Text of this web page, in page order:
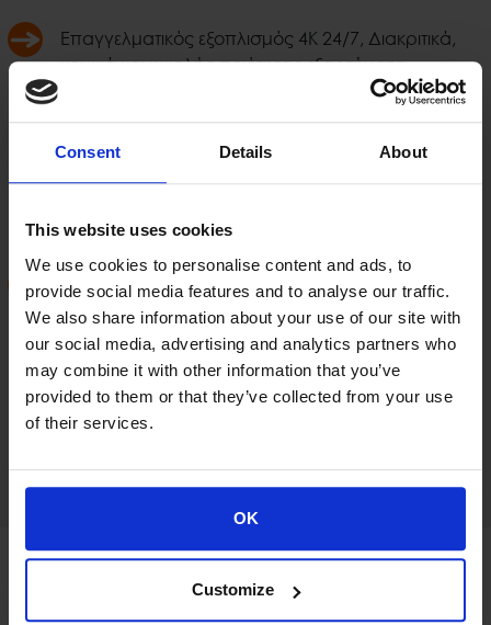
Consent Details About
This website uses cookies
We use cookies to personalise content and ads, to
provide social media features and to analyse our traffic.
We also share information about your use of our site with
our social media, advertising and analytics partners who
may combine it with other information that you’ve
provided to them or that they’ve collected from your use
of their services.
OK
Customize
Επαγγελματικός εξοπλισμός 4K 24/7, Διακριτικά,
κομψά και υψηλής ποιότητας εξαρτήματα
παγκοσμίου φήμης προμηθευτών, Πλήρως
ενσωματωμένα και διαχειριζόμενα συστήματα με
τοπικές ή / και τηλεχειριζόμενες δυνατότητες μέσω
Grade έχουν χρησιμοποιηθεί όπου είναι δυνατόν.
Για τις πραγματικές απαιτήσεις χώρου,
χρησιμοποιήθηκαν πρότυπα Avixa για τον
υπολογισμό των μεγεθών της οθόνης, με βάση
τα σχέδια αρχιτεκτονικής διάταξης που
παρέχονται από τον πελάτη (συγκεκριμένα "Video
Conference.dwg" με ημερομηνία "Απρίλιος
Οι συνεργασίες μας